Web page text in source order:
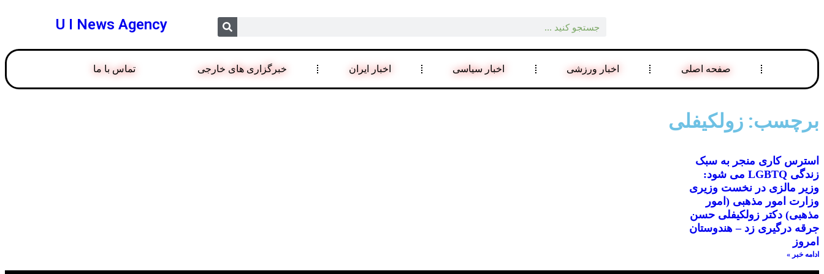
U I News Agency
صفحه اصلی اخبار ورزشی اخبار سیاسی اخبار ایران خبرگزاری های خارجی تماس با ما
برچسب: زولکیفلی
استرس کاری منجر به سبک
زندگی LGBTQ می شود:
وزیر مالزی در نخست وزیری
وزارت امور مذهبی (امور
مذهبی) دکتر زولکیفلی حسن
جرقه درگیری زد – هندوستان
امروز
ادامه خبر »